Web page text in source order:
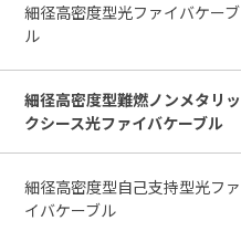
細径高密度型光ファイバケーブ
ル
細径高密度型難燃ノンメタリッ
クシース光ファイバケーブル
細径高密度型自己支持型光ファ
イバケーブル